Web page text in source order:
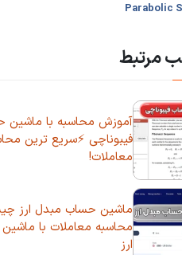
Parabolic
مرتبط
آموزش محاسبه با ماشین
فیبوناچی ⚡سریع ترین
معاملات!
ماشین حساب مبدل ارز
محاسبه معاملات با
ارز